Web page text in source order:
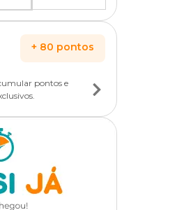
+ 80 pontos
pontos e